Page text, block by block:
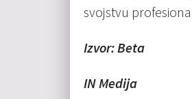
svojstvu
Izvor: Beta
IN Medija